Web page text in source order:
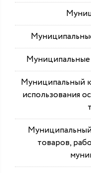
Муниципальные
Муниципальный
использования
товаров,